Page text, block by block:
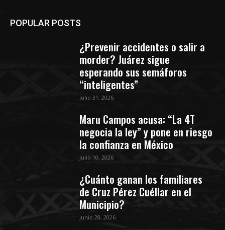
POPULAR POSTS
¿Prevenir accidentes o salir a
morder? Juárez sigue
esperando sus semáforos
“inteligentes”
julio 31, 2026
Maru Campos acusa: “La 4T
negocia la ley” y pone en riesgo
la confianza en México
julio 10, 2026
¿Cuánto ganan los familiares
de Cruz Pérez Cuéllar en el
Municipio?
junio 28, 2026